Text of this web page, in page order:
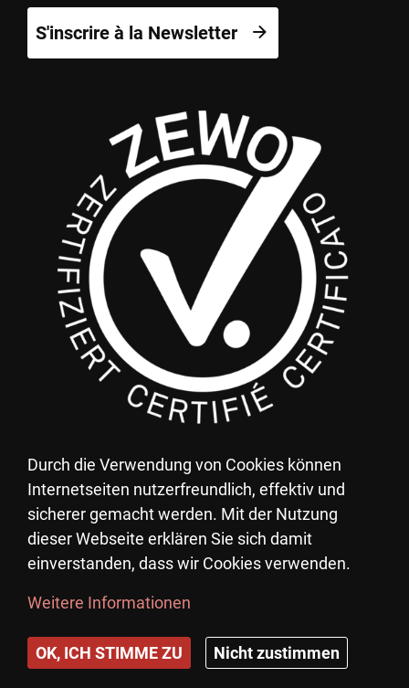
S'inscrire à la Newsletter
Vous pouvez déduire vos dons au Village
d'Enfants Pestalozzi de vos impôts.
UID: CHE-105.770.471
©Copyright 2023 Village d´enfants Pestalozzi .
Tous droits réservés. Créé avec PRIMER.
Durch die Verwendung von Cookies können
Internetseiten nutzerfreundlich, effektiv und
sicherer gemacht werden. Mit der Nutzung
dieser Webseite erklären Sie sich damit
einverstanden, dass wir Cookies verwenden.
Weitere Informationen
OK, ICH STIMME ZU Nicht zustimmen